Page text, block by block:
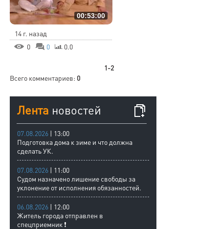
00:53:00
14 г. назад
0
0 0.0
1-2
Всего комментариев: 0
Лента новостей
07.08.2026 | 13:00
Подготовка дома к зиме и что должна
сделать УК.
07.08.2026 | 11:00
Судом назначено лишение свободы за
уклонение от исполнения обязанностей.
06.08.2026 | 12:00
Житель города отправлен в
спецприемник ❗